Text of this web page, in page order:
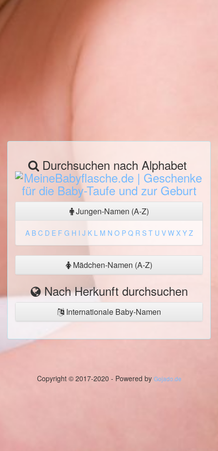
Durchsuchen nach Alphabet
Jungen-Namen (A-Z)
A B C D E F G H I J K L M N O P Q R S T U V W X Y Z
Mädchen-Namen (A-Z)
Nach Herkunft durchsuchen
Internationale Baby-Namen
Copyright © 2017-2020 - Powered by Gojado.de